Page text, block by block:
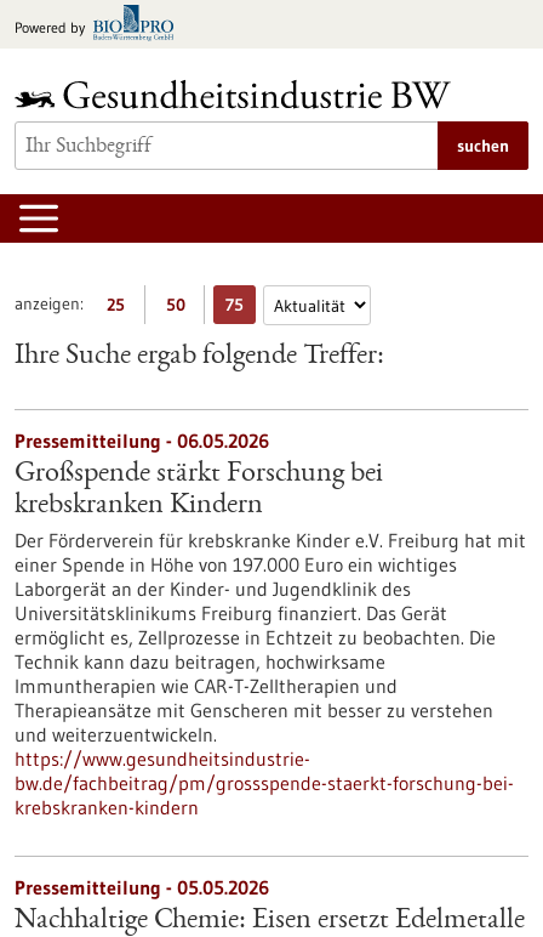
Inhalt
Powered by
suchen
anzeigen: 25 50 75
Ihre Suche ergab folgende Treffer:
Pressemitteilung - 06.05.2026
Großspende stärkt Forschung bei
krebskranken Kindern
Der Förderverein für krebskranke Kinder e.V. Freiburg hat mit
einer Spende in Höhe von 197.000 Euro ein wichtiges
Laborgerät an der Kinder- und Jugendklinik des
Universitätsklinikums Freiburg finanziert. Das Gerät
ermöglicht es, Zellprozesse in Echtzeit zu beobachten. Die
Technik kann dazu beitragen, hochwirksame
Immuntherapien wie CAR-T-Zelltherapien und
Therapieansätze mit Genscheren mit besser zu verstehen
und weiterzuentwickeln.
https://www.gesundheitsindustrie-
bw.de/fachbeitrag/pm/grossspende-staerkt-forschung-bei-
krebskranken-kindern
Pressemitteilung - 05.05.2026
Nachhaltige Chemie: Eisen ersetzt Edelmetalle